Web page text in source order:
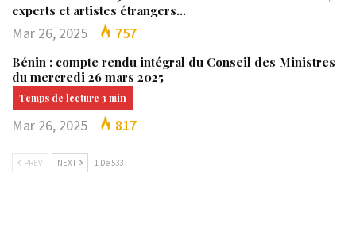
experts et artistes étrangers…
Mar 26, 2025 757
Bénin : compte rendu intégral du Conseil des Ministres
du mercredi 26 mars 2025
Mar 26, 2025 817
PREV NEXT 1 De 533